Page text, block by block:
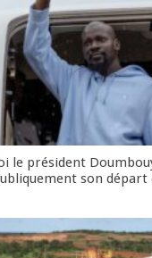
le président
son départ